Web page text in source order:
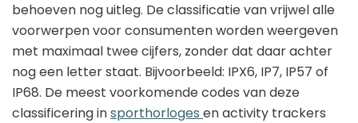
behoeven nog uitleg. De classificatie van vrijwel alle
voorwerpen voor consumenten worden weergeven
met maximaal twee cijfers, zonder dat daar achter
nog een letter staat. Bijvoorbeeld: IPX6, IP7, IP57 of
IP68. De meest voorkomende codes van deze
classificering insporthorloges en activity trackers